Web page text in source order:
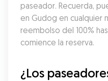
paseador. Recuerda,
en Gudog en cualquier
reembolso del 100%
comience la reserva.
¿Los